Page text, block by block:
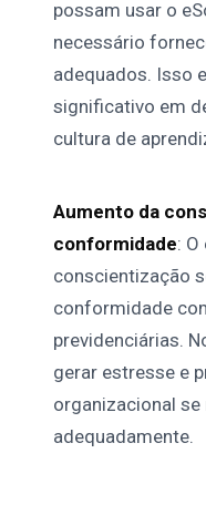
possam usar o
necessário
adequados. Isso
significativo em
cultura de
Aumento da
conformidade:
conscientização
conformidade
previdenciárias.
gerar estresse e
organizacional
adequadamente.